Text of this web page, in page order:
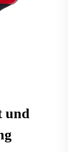
und